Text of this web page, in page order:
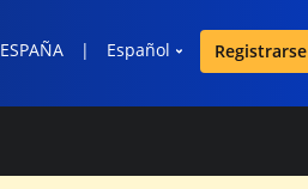
ESPAÑA | Español Registrarse